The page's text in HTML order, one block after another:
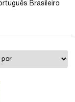
Brasileiro